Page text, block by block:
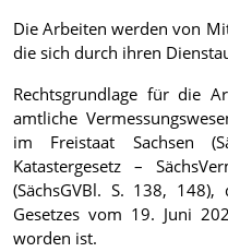
Die Arbeiten werden von
die sich durch ihren
Rechtsgrundlage für die
amtliche
im Freistaat Sachsen
Katastergesetz –
(SächsGVBl. S. 138,
Gesetzes vom 19. Juni
worden ist.